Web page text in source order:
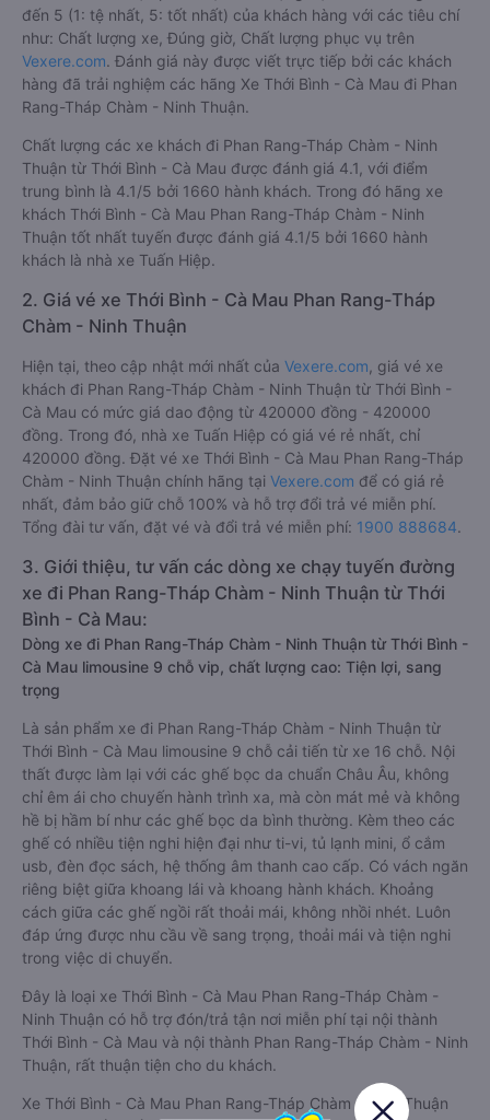
đến 5 (1: tệ nhất, 5: tốt nhất) của khách hàng với các tiêu chí
như: Chất lượng xe, Đúng giờ, Chất lượng phục vụ trên
Vexere.com. Đánh giá này được viết trực tiếp bởi các khách
hàng đã trải nghiệm các hãng Xe Thới Bình - Cà Mau đi Phan
Rang-Tháp Chàm - Ninh Thuận.
Chất lượng các xe khách đi Phan Rang-Tháp Chàm - Ninh
Thuận từ Thới Bình - Cà Mau được đánh giá 4.1, với điểm
trung bình là 4.1/5 bởi 1660 hành khách. Trong đó hãng xe
khách Thới Bình - Cà Mau Phan Rang-Tháp Chàm - Ninh
Thuận tốt nhất tuyến được đánh giá 4.1/5 bởi 1660 hành
khách là nhà xe Tuấn Hiệp.
2. Giá vé xe Thới Bình - Cà Mau Phan Rang-Tháp
Chàm - Ninh Thuận
Hiện tại, theo cập nhật mới nhất của Vexere.com , giá vé xe
khách đi Phan Rang-Tháp Chàm - Ninh Thuận từ Thới Bình -
Cà Mau có mức giá dao động từ 420000 đồng - 420000
đồng. Trong đó, nhà xe Tuấn Hiệp có giá vé rẻ nhất, chỉ
420000 đồng. Đặt vé xe Thới Bình - Cà Mau Phan Rang-Tháp
Chàm - Ninh Thuận chính hãng tại Vexere.com để có giá rẻ
nhất, đảm bảo giữ chỗ 100% và hỗ trợ đổi trả vé miễn phí.
Tổng đài tư vấn, đặt vé và đổi trả vé miễn phí: 1900 888684.
3. Giới thiệu, tư vấn các dòng xe chạy tuyến đường
xe đi Phan Rang-Tháp Chàm - Ninh Thuận từ Thới
Bình - Cà Mau:
Dòng xe đi Phan Rang-Tháp Chàm - Ninh Thuận từ Thới Bình -
Cà Mau limousine 9 chỗ vip, chất lượng cao: Tiện lợi, sang
trọng
Là sản phẩm xe đi Phan Rang-Tháp Chàm - Ninh Thuận từ
Thới Bình - Cà Mau limousine 9 chỗ cải tiến từ xe 16 chỗ. Nội
thất được làm lại với các ghế bọc da chuẩn Châu Âu, không
chỉ êm ái cho chuyến hành trình xa, mà còn mát mẻ và không
hề bị hầm bí như các ghế bọc da bình thường. Kèm theo các
ghế có nhiều tiện nghi hiện đại như ti-vi, tủ lạnh mini, ổ cắm
usb, đèn đọc sách, hệ thống âm thanh cao cấp. Có vách ngăn
riêng biệt giữa khoang lái và khoang hành khách. Khoảng
cách giữa các ghế ngồi rất thoải mái, không nhồi nhét. Luôn
đáp ứng được nhu cầu về sang trọng, thoải mái và tiện nghi
trong việc di chuyển.
Đây là loại xe Thới Bình - Cà Mau Phan Rang-Tháp Chàm -
Ninh Thuận có hỗ trợ đón/trả tận nơi miễn phí tại nội thành
Thới Bình - Cà Mau và nội thành Phan Rang-Tháp Chàm - Ninh
Thuận, rất thuận tiện cho du khách.
Xe Thới Bình - Cà Mau Phan Rang-Tháp Chàm - Ninh Thuận